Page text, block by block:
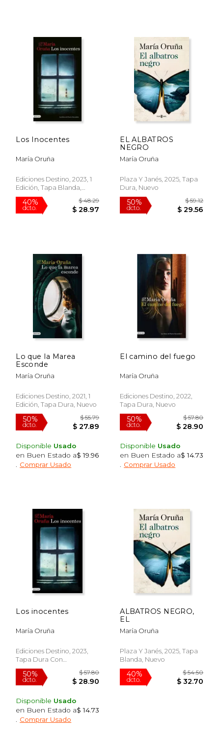
dcto. $ 19.26 dcto.
Los Inocentes
María Oruña
Ediciones Destino, 2023, 1
Edición, Tapa Blanda,
Nuevo
EL ALBATROS
NEGRO
María Oruña
Plaza Y Janés, 2025, Tapa
Dura, Nuevo
Lo que la Marea
Esconde
María Oruña
Ediciones Destino, 2021, 1
Edición, Tapa Dura, Nuevo
Disponible Usado
en Buen Estado a$ 19.96
Comprar Usado
El camino del fuego
María Oruña
Ediciones Destino, 2022,
Tapa Dura, Nuevo
Disponible Usado
en Buen Estado a$ 14.73
Comprar Usado
Los inocentes
María Oruña
Ediciones Destino, 2023,
Tapa Dura Con
Sobrecubierta, Nuevo
Disponible Usado
en Buen Estado a$ 14.73
Comprar Usado
ALBATROS NEGRO,
EL
María Oruña
Plaza Y Janés, 2025, Tapa
Blanda, Nuevo